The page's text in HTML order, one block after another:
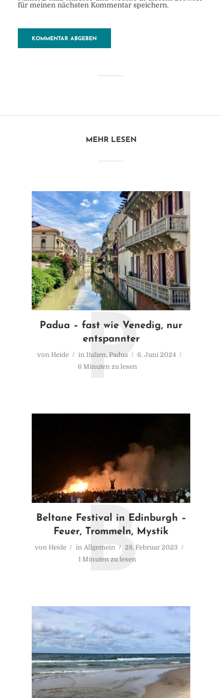
Prag.3
13. Juni 2018
1 Minuten zu lesen
für meinen nächsten Kommentar speichern.
MEHR LESEN
Padua – fast wie Venedig, nur
entspannter
von Heide in Italien, Padua
6. Juni 2024
6 Minuten zu lesen
P
Beltane Festival in Edinburgh –
Feuer, Trommeln, Mystik
von Heide in Allgemein
28. Februar 2023
1 Minuten zu lesen
B